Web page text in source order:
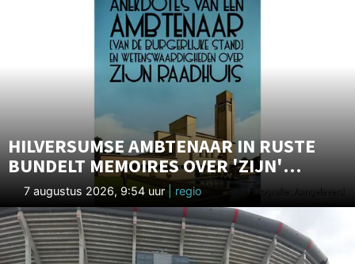
HILVERSUMSE AMBTENAAR IN RUSTE
BUNDELT MEMOIRES OVER 'ZIJN'
RAADHUIS
7 augustus 2026, 9:54 uur | regio